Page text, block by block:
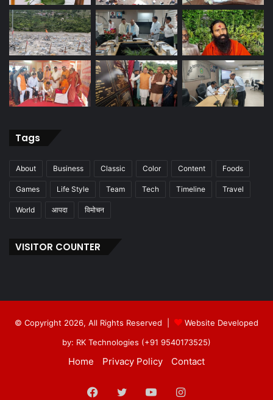
Tags
About Business Classic Color Content Foods
Games Life Style Team Tech Timeline Travel
World आपदा विमोचन
VISITOR COUNTER
© Copyright 2026, All Rights Reserved |
Website Developed
by: RK Technologies (+91 9540173525)
Home Privacy Policy Contact
Facebook
TwitterYouTubeInstagram